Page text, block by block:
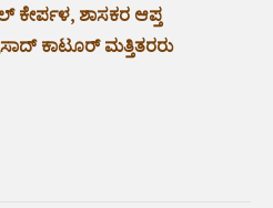
ಶಾಸಕರ ಆಪ್ತ
ಕಾಟೂರ್ ಮತ್ತಿತರರು